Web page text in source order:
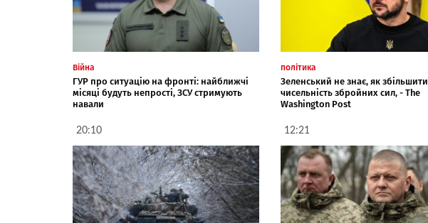
Війна
ГУР про ситуацію на фронті: найближчі
місяці будуть непрості, ЗСУ стримують
навали
20:10
політика
Зеленський не знає, як збільшити
чисельність збройних сил, - The
Washington Post
12:21